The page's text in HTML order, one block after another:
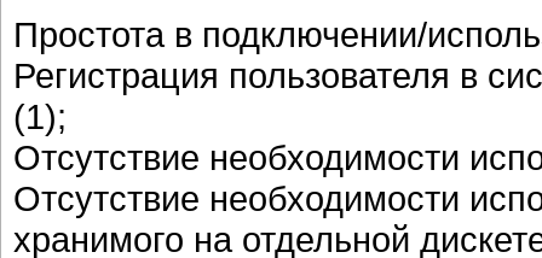
Простота в подключении/
Регистрация пользователя в
(1);
Отсутствие необходимости
Отсутствие необходимости
хранимого на отдельной